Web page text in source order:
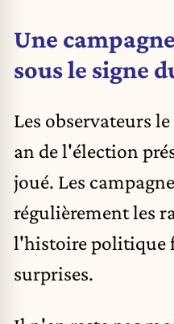
Une
sous le signe
Les observateurs
an de l'élection
joué. Les
régulièrement les
l'histoire politique
surprises.